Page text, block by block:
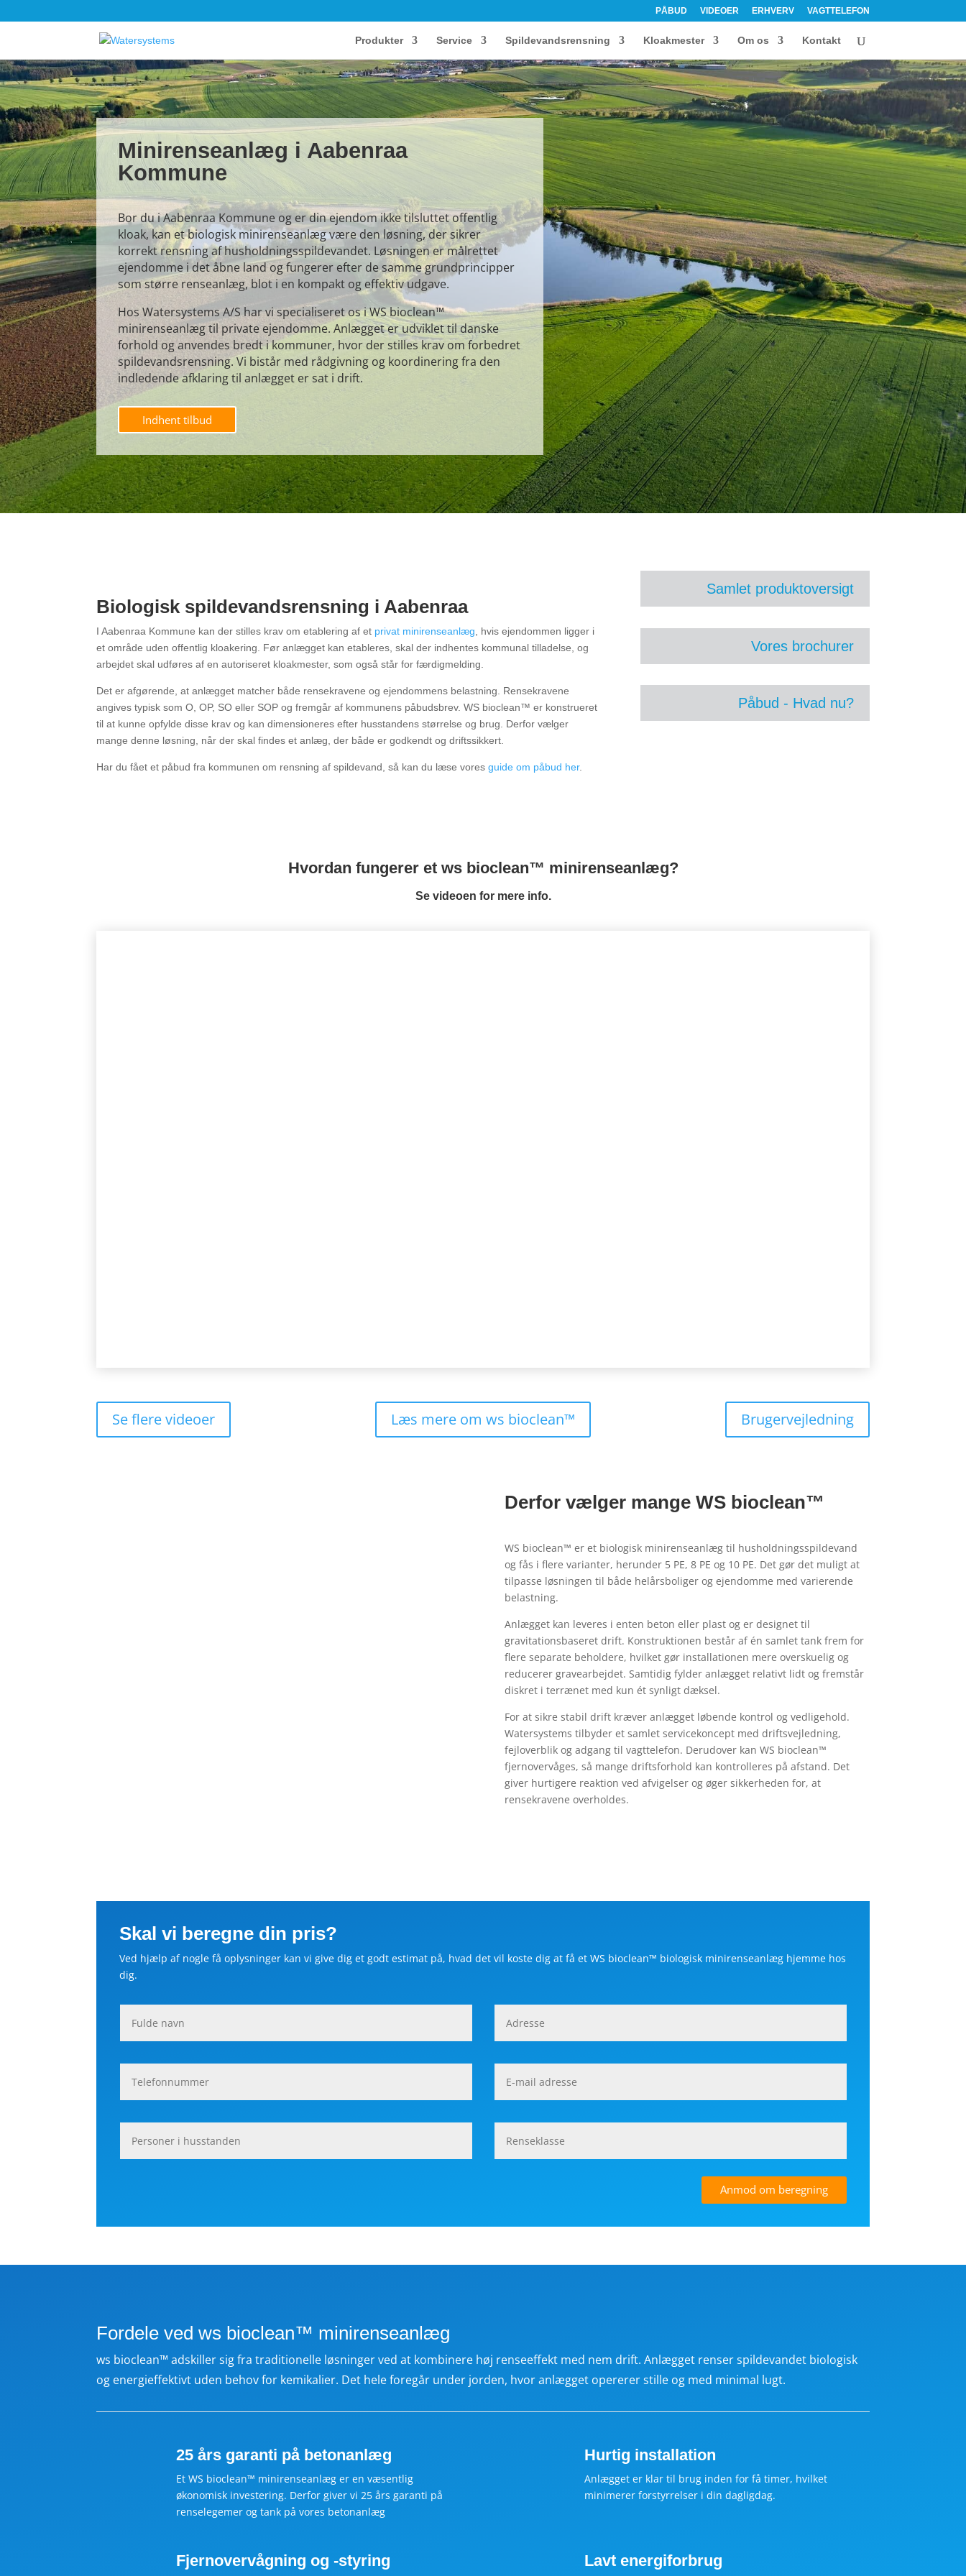
PÅBUD VIDEOER ERHVERV VAGTTELEFON
Produkter Service Spildevandsrensning Kloakmester Om os Kontakt
Minirenseanlæg i Aabenraa
Kommune
Bor du i Aabenraa Kommune og er din ejendom ikke tilsluttet offentlig
kloak, kan et biologisk minirenseanlæg være den løsning, der sikrer
korrekt rensning af husholdningsspildevandet. Løsningen er målrettet
ejendomme i det åbne land og fungerer efter de samme grundprincipper
som større renseanlæg, blot i en kompakt og effektiv udgave.
Hos Watersystems A/S har vi specialiseret os i WS bioclean™
minirenseanlæg til private ejendomme. Anlægget er udviklet til danske
forhold og anvendes bredt i kommuner, hvor der stilles krav om forbedret
spildevandsrensning. Vi bistår med rådgivning og koordinering fra den
indledende afklaring til anlægget er sat i drift.
Indhent tilbud
Biologisk spildevandsrensning i Aabenraa
I Aabenraa Kommune kan der stilles krav om etablering af et privat minirenseanlæg, hvis ejendommen ligger i
et område uden offentlig kloakering. Før anlægget kan etableres, skal der indhentes kommunal tilladelse, og
arbejdet skal udføres af en autoriseret kloakmester, som også står for færdigmelding.
Det er afgørende, at anlægget matcher både rensekravene og ejendommens belastning. Rensekravene
angives typisk som O, OP, SO eller SOP og fremgår af kommunens påbudsbrev. WS bioclean™ er konstrueret
til at kunne opfylde disse krav og kan dimensioneres efter husstandens størrelse og brug. Derfor vælger
mange denne løsning, når der skal findes et anlæg, der både er godkendt og driftssikkert.
Har du fået et påbud fra kommunen om rensning af spildevand, så kan du læse voresguide om påbud her.
Samlet produktoversigt
Vores brochurer
Påbud - Hvad nu?
Hvordan fungerer et ws bioclean™ minirenseanlæg?
Se videoen for mere info.
Se flere videoer Læs mere om ws bioclean™ Brugervejledning
Derfor vælger mange WS bioclean™
WS bioclean™ er et biologisk minirenseanlæg til husholdningsspildevand
og fås i flere varianter, herunder 5 PE, 8 PE og 10 PE. Det gør det muligt at
tilpasse løsningen til både helårsboliger og ejendomme med varierende
belastning.
Anlægget kan leveres i enten beton eller plast og er designet til
gravitationsbaseret drift. Konstruktionen består af én samlet tank frem for
flere separate beholdere, hvilket gør installationen mere overskuelig og
reducerer gravearbejdet. Samtidig fylder anlægget relativt lidt og fremstår
diskret i terrænet med kun ét synligt dæksel.
For at sikre stabil drift kræver anlægget løbende kontrol og vedligehold.
Watersystems tilbyder et samlet servicekoncept med driftsvejledning,
fejloverblik og adgang til vagttelefon. Derudover kan WS bioclean™
fjernovervåges, så mange driftsforhold kan kontrolleres på afstand. Det
giver hurtigere reaktion ved afvigelser og øger sikkerheden for, at
rensekravene overholdes.
Skal vi beregne din pris?
Ved hjælp af nogle få oplysninger kan vi give dig et godt estimat på, hvad det vil koste dig at få et WS bioclean™ biologisk minirenseanlæg hjemme hos
dig.
Anmod om beregning
Fordele ved ws bioclean™ minirenseanlæg
ws bioclean™ adskiller sig fra traditionelle løsninger ved at kombinere høj renseeffekt med nem drift. Anlægget renser spildevandet biologisk
og energieffektivt uden behov for kemikalier. Det hele foregår under jorden, hvor anlægget opererer stille og med minimal lugt.
25 års garanti på betonanlæg
Et WS bioclean™ minirenseanlæg er en væsentlig
økonomisk investering. Derfor giver vi 25 års garanti på
renselegemer og tank på vores betonanlæg
Hurtig installation
Anlægget er klar til brug inden for få timer, hvilket
minimerer forstyrrelser i din dagligdag.
Fjernovervågning og -styring Lavt energiforbrug